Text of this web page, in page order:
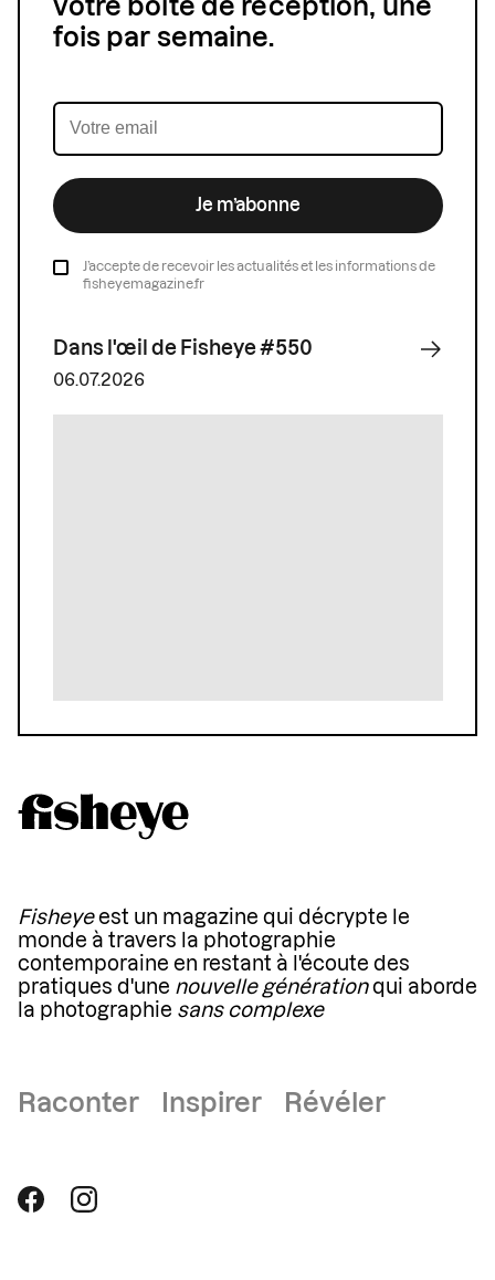
votre boîte de réception, une
fois par semaine.
Je m’abonne
J’accepte de recevoir les actualités et les informations de
fisheyemagazine.fr
Dans l'œil de Fisheye #550
06.07.2026
Fisheyeest un magazine qui décrypte le
monde à travers la photographie
contemporaine en restant à l'écoute des
pratiques d'une nouvelle générationqui aborde
la photographie sans complexe
Raconter Inspirer Révéler